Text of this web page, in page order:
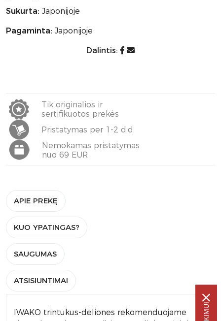
Sukurta: Japonijoje
Pagaminta: Japonijoje
Dalintis:
Tik originalios ir
sertifikuotos prekės
Pristatymas per 1-2 d.d.
Nemokamas pristatymas
nuo 69 EUR
APIE PREKĘ
KUO YPATINGAS?
SAUGUMAS
ATSISIUNTIMAI
IWAKO trintukus-dėliones rekomenduojame